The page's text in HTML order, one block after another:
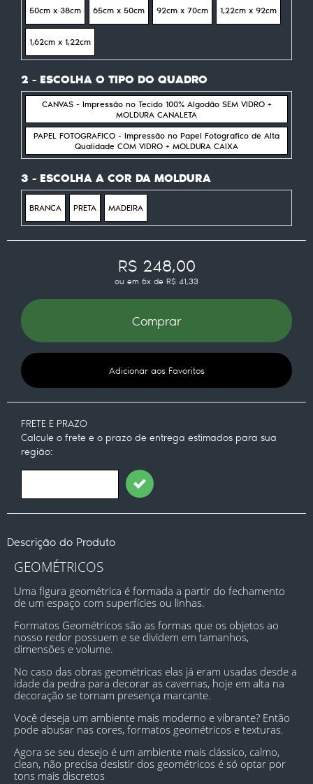
50cm x 38cm 65cm x 50cm 92cm x 70cm 1,22cm x 92cm
1,62cm x 1,22cm
2 - ESCOLHA O TIPO DO QUADRO
CANVAS - Impressão no Tecido 100% Algodão SEM VIDRO +
MOLDURA CANALETA
PAPEL FOTOGRAFICO - Impressão no Papel Fotografico de Alta
Qualidade COM VIDRO + MOLDURA CAIXA
3 - ESCOLHA A COR DA MOLDURA
BRANCA PRETA MADEIRA
R$ 248,00
ou em 6x de R$ 41,33
Comprar
Adicionar aos Favoritos
FRETE E PRAZO
Calcule o frete e o prazo de entrega estimados para sua
região:
Descrição do Produto
GEOMÉTRICOS
Uma figura geométrica é formada a partir do fechamento
de um espaço com superfícies ou linhas.
Formatos Geométricos são as formas que os objetos ao
nosso redor possuem e se dividem em tamanhos,
dimensões e volume.
No caso das obras geométricas elas já eram usadas desde a
idade da pedra para decorar as cavernas, hoje em alta na
decoração se tornam presença marcante.
Você deseja um ambiente mais moderno e vibrante? Então
pode abusar nas cores, formatos geométricos e texturas.
Agora se seu desejo é um ambiente mais clássico, calmo,
clean, não precisa desistir dos geométricos é só optar por
tons mais discretos